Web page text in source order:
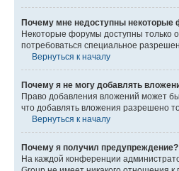
Почему мне недоступны
Некоторые форумы доступны только
потребоваться специальное
Вернуться к началу
Почему я не могу добавлять
Право добавления вложений может
что добавлять вложения разрешено
Вернуться к началу
Почему я получил предупреждение?
На каждой конференции